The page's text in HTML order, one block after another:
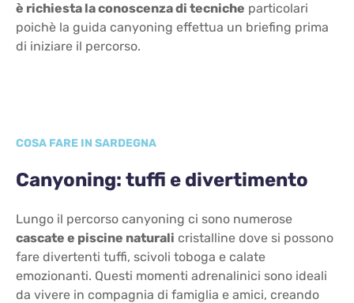
è richiesta la conoscenza di tecniche particolari
poichè la guida canyoning effettua un briefing prima
di iniziare il percorso.
COSA FARE IN SARDEGNA
Canyoning: tuffi e divertimento
Lungo il percorso canyoning ci sono numerose
cascate e piscine naturali cristalline dove si possono
fare divertenti tuffi, scivoli toboga e calate
emozionanti. Questi momenti adrenalinici sono ideali
da vivere in compagnia di famiglia e amici, creando